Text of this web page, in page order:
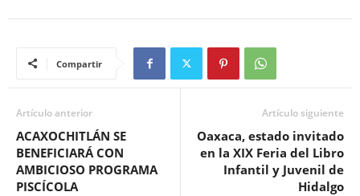
Compartir
Artículo anterior
ACAXOCHITLÁN SE
BENEFICIARÁ CON
AMBICIOSO PROGRAMA
PISCÍCOLA
Artículo siguiente
Oaxaca, estado invitado
en la XIX Feria del Libro
Infantil y Juvenil de
Hidalgo